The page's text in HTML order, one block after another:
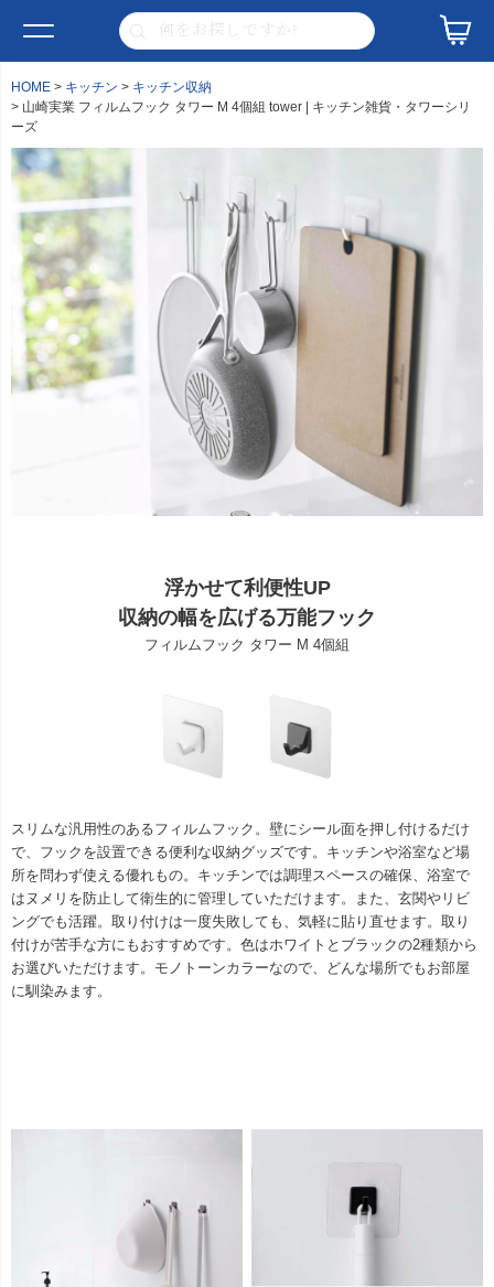
HOME キッチン
キッチン収納
山崎実業 フィルムフック タワー M 4個組 tower | キッチン雑貨・タワーシリ
ーズ
浮かせて利便性UP
収納の幅を広げる万能フック
フィルムフック タワー M 4個組
スリムな汎用性のあるフィルムフック。壁にシール面を押し付けるだけ
で、フックを設置できる便利な収納グッズです。キッチンや浴室など場
所を問わず使える優れもの。キッチンでは調理スペースの確保、浴室で
はヌメリを防止して衛生的に管理していただけます。また、玄関やリビ
ングでも活躍。取り付けは一度失敗しても、気軽に貼り直せます。取り
付けが苦手な方にもおすすめです。色はホワイトとブラックの2種類から
お選びいただけます。モノトーンカラーなので、どんな場所でもお部屋
に馴染みます。